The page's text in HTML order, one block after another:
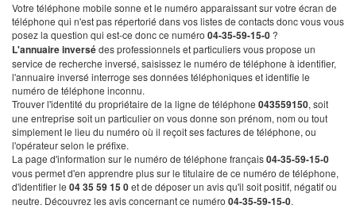
Votre téléphone mobile sonne et le numéro apparaissant sur votre écran de
téléphone qui n'est pas répertorié dans vos listes de contacts donc vous vous
posez la question qui est-ce donc ce numéro 04-35-59-15-0 ?
L'annuaire inversédes professionnels et particuliers vous propose un
service de recherche inversé, saisissez le numéro de téléphone à identifier,
l'annuaire inversé interroge ses données téléphoniques et identifie le
numéro de téléphone inconnu.
Trouver l'identité du propriétaire de la ligne de téléphone 043559150, soit
une entreprise soit un particulier on vous donne son prénom, nom ou tout
simplement le lieu du numéro où il reçoit ses factures de téléphone, ou
l'opérateur selon le préfixe.
La page d'information sur le numéro de téléphone français04-35-59-15-0
vous permet d'en apprendre plus sur le titulaire de ce numéro de téléphone,
d'identifier le 04 35 59 15 0et de déposer un avis qu'il soit positif, négatif ou
neutre. Découvrez les avis concernant ce numéro 04-35-59-15-0.